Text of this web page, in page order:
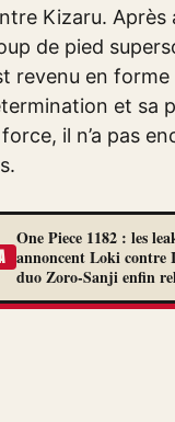
Kizaru. Après
de pied
revenu en forme
et sa
il n’a pas
One Piece 1182 : les
annoncent Loki contre
duo Zoro-Sanji enfin